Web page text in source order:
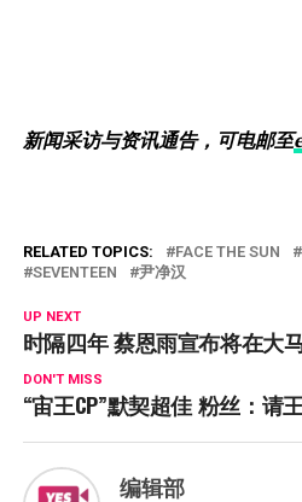
新闻采访与资讯通告，可电邮至
RELATED TOPICS: FACE THE SUN
SEVENTEEN
尹净汉
UP NEXT
时隔四年 蔡恩雨宣布将在大
DON'T MISS
“宙王CP”默契超佳 粉丝：请
编辑部